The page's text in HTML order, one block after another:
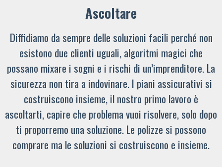
Ascoltare
Diffidiamo da sempre delle soluzioni facili perché non
esistono due clienti uguali, algoritmi magici che
possano mixare i sogni e i rischi di un’imprenditore. La
sicurezza non tira a indovinare. I piani assicurativi si
costruiscono insieme, il nostro primo lavoro è
ascoltarti, capire che problema vuoi risolvere, solo dopo
ti proporremo una soluzione. Le polizze si possono
comprare ma le soluzioni si costruiscono e insieme.